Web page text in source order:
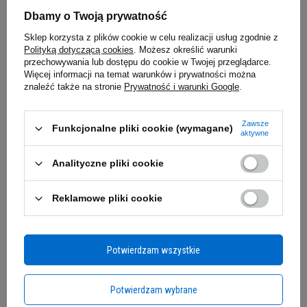
MEX NUTRITION ISOLATE PRO to premium
suplement diety stworzony z myślą o
sportowcach i entuzjastach fitnessu. Produkt
zawiera 100% izolatu białka serwatkowego
uzyskanego metodą zimnej mikrofiltracji, co
gwarantuje najwyższą jakość i czystość białka.
Wzbogacony o ultraszybkie di- i tripeptydy z
izolatu białka wołowego (BPI), znacząco wspiera
profil aminokwasowy. Niska zawartość laktozy i
brak tłuszczu sprawiają, że jest łatwo
przyswajalny i odpowiedni dla osób z
ALINESS - Shiitake 400mg -
90vcaps.
64,90 zł
0,72 zł / szt.
GASPARI
Zapytaj o produkt
E-mail
Dbamy o Twoją prywatność
Sklep korzysta z plików cookie w celu realizacji usług zgodnie z
Polityką dotyczącą cookies. Możesz określić warunki
przechowywania lub dostępu do cookie w Twojej przeglądarce.
Więcej informacji na temat warunków i prywatności można
znaleźć także na stronie Prywatność i warunki Google.
Funkcjonalne pliki cookie (wymagane)
Zawsze
aktywne
Analityczne pliki cookie
Reklamowe pliki cookie
Potwierdzam wybrane
Potwierdzam wszystkie